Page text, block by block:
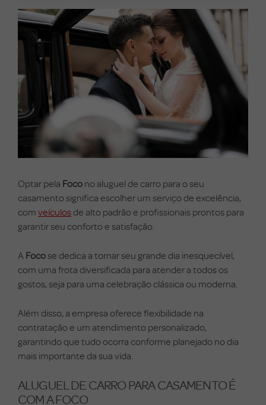
Optar pela Foco no aluguel de carro para o seu
casamento significa escolher um serviço de excelência,
com veículosde alto padrão e profissionais prontos para
garantir seu conforto e satisfação.
A Focose dedica a tornar seu grande dia inesquecível,
com uma frota diversificada para atender a todos os
gostos, seja para uma celebração clássica ou moderna.
Além disso, a empresa oferece flexibilidade na
contratação e um atendimento personalizado,
garantindo que tudo ocorra conforme planejado no dia
mais importante da sua vida.
ALUGUEL DE CARRO PARA CASAMENTO É
COM A FOCO